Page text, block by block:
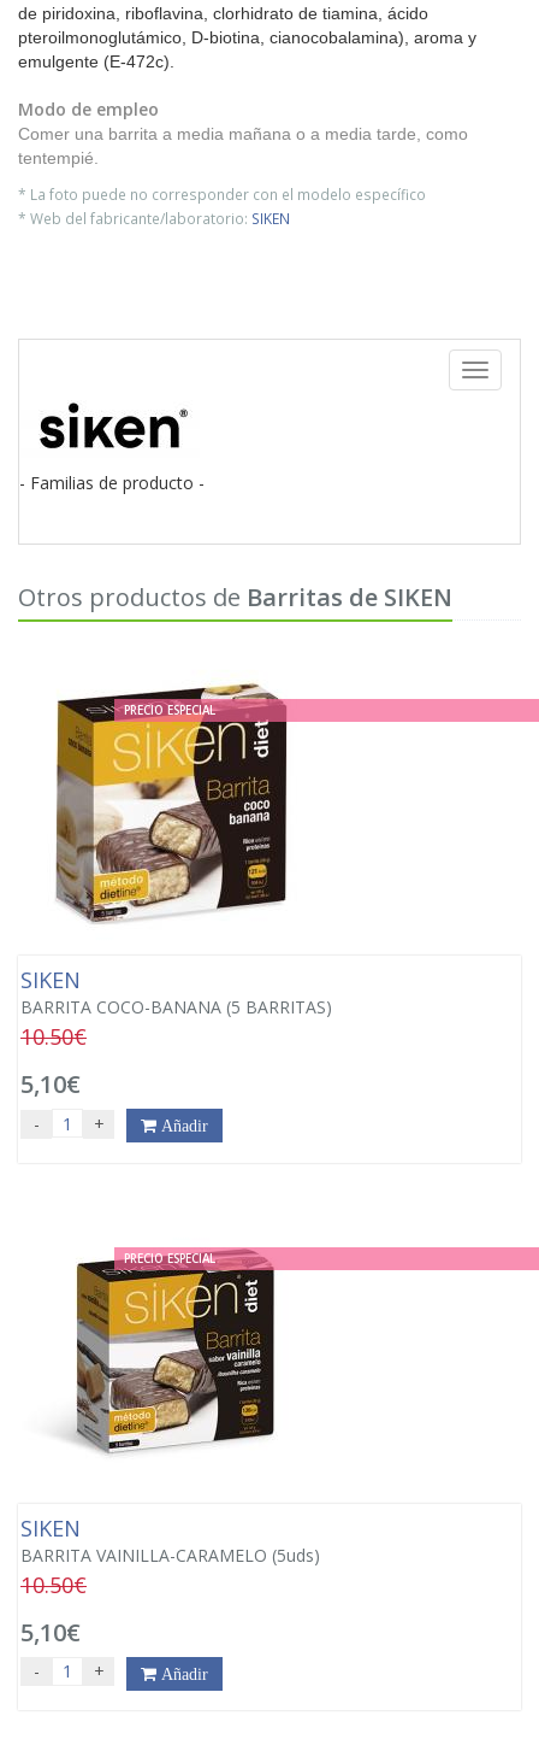
de piridoxina, riboflavina, clorhidrato de tiamina, ácido
pteroilmonoglutámico, D-biotina, cianocobalamina), aroma y
emulgente (E-472c).
Modo de empleo
Comer una barrita a media mañana o a media tarde, como
tentempié.
* La foto puede no corresponder con el modelo específico
* Web del fabricante/laboratorio: SIKEN
Toggle
- Familias de producto -
Otros productos de Barritas de SIKEN
PRECIO ESPECIAL
SIKEN
BARRITA COCO-BANANA (5 BARRITAS)
10.50€
5,10€
- + Añadir
PRECIO ESPECIAL
SIKEN
BARRITA VAINILLA-CARAMELO (5uds)
10.50€
5,10€
- + Añadir